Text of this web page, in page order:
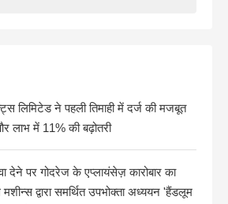
लिमिटेड ने पहली तिमाही में दर्ज की मजबूत
लाभ में 11% की बढ़ोतरी
देने पर गोदरेज के एप्लायंसेज़ कारोबार का
द्वारा समर्थित उपभोक्ता अध्ययन 'हैंडलूम